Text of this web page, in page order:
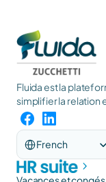
Fluida est la
simplifier la relation
Select Language
French